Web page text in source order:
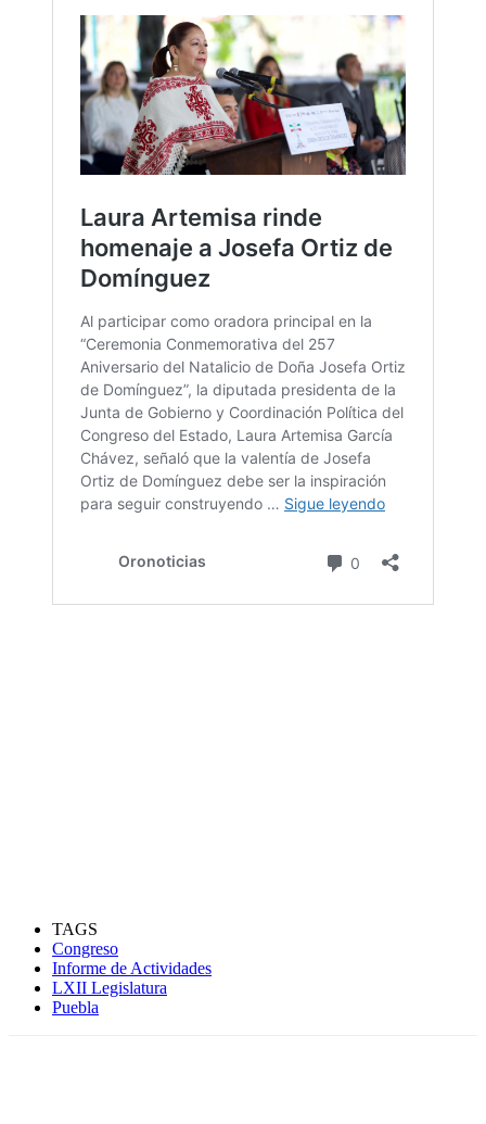
TAGS
Congreso
Informe de Actividades
LXII Legislatura
Puebla